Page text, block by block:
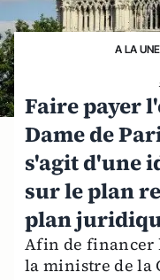
A LA UNE
Faire payer
Dame de
s'agit d'une
sur le plan
plan
Afin de financer
la ministre de la